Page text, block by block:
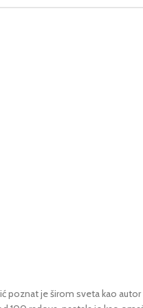
poznat je širom sveta kao